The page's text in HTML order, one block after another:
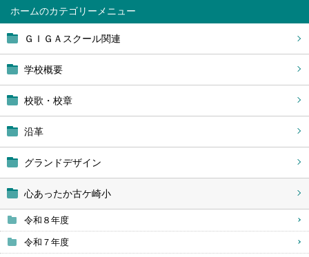
ホーム
ＧＩＧＡスクール関連
学校概要
校歌・校章
沿革
グランドデザイン
心あったか古ケ崎小
令和８年度
令和７年度